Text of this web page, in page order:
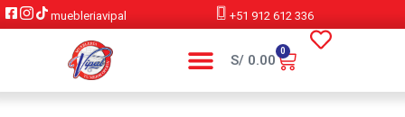
Ir
al
muebleriavipal +51 912 612 336
S/ 0.00
0
Cart